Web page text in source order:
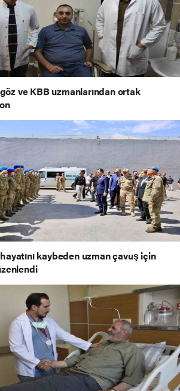
ve KBB uzmanlarından ortak
kaybeden uzman çavuş için